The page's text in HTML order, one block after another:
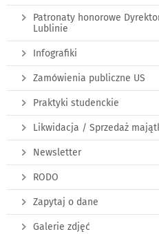
Patronaty honorowe
Lublinie
Infografiki
Zamówienia publiczne US
Praktyki studenckie
Likwidacja / Sprzedaż
Newsletter
RODO
Zapytaj o dane
Galerie zdjęć